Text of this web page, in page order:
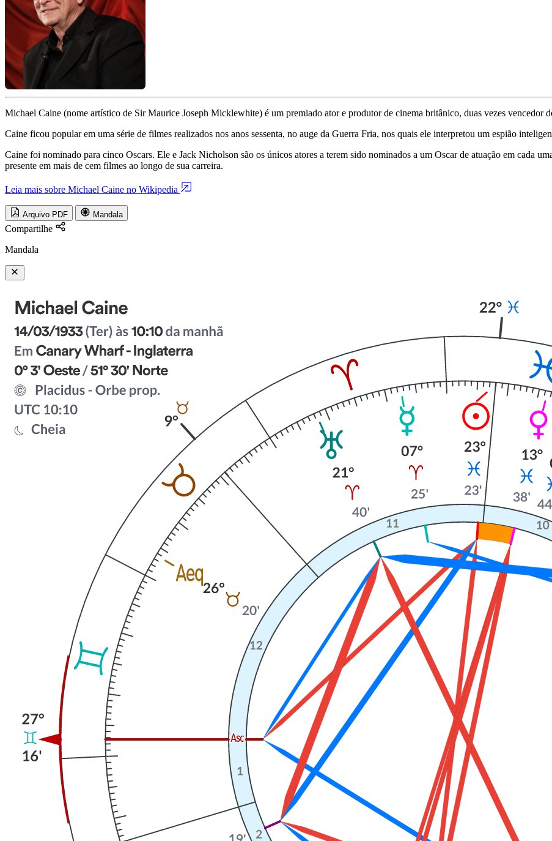
Michael Caine (nome artístico de Sir Maurice Joseph Micklewhite) é um premiado ator e produtor de cinema britânico, duas vezes vencedor
Caine ficou popular em uma série de filmes realizados nos anos sessenta, no auge da Guerra Fria, nos quais ele interpretou um espião
Caine foi nominado para cinco Oscars. Ele e Jack Nicholson são os únicos atores a terem sido nominados a um Oscar de atuação em cada
presente em mais de cem filmes ao longo de sua carreira.
Leia mais sobre Michael Caine no Wikipedia
Arquivo PDF Mandala
Compartilhe
Mandala